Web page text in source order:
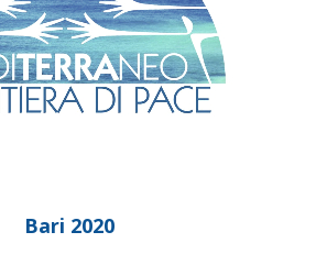
Bari 2020